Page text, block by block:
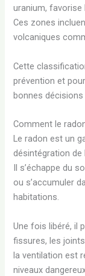
uranium, favorise
Ces zones
volcaniques
Cette
prévention et
bonnes
Comment le
Le radon est un
désintégration de
Il s’échappe du
ou s’accumuler
habitations.
Une fois libéré, il
fissures, les
la ventilation est
niveaux